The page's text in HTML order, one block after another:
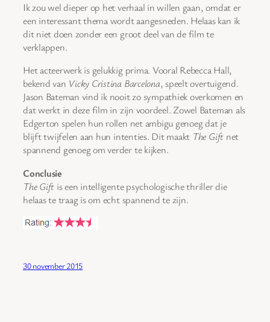
Ik zou wel dieper op het verhaal in willen gaan, omdat er
een interessant thema wordt aangesneden. Helaas kan ik
dit niet doen zonder een groot deel van de film te
verklappen.
Het acteerwerk is gelukkig prima. Vooral Rebecca Hall,
bekend van Vicky Cristina Barcelona, speelt overtuigend.
Jason Bateman vind ik nooit zo sympathiek overkomen en
dat werkt in deze film in zijn voordeel. Zowel Bateman als
Edgerton spelen hun rollen net ambigu genoeg dat je
blijft twijfelen aan hun intenties. Dit maakt The Gift net
spannend genoeg om verder te kijken.
Conclusie
The Gift is een intelligente psychologische thriller die
helaas te traag is om echt spannend te zijn.
30 november 2015